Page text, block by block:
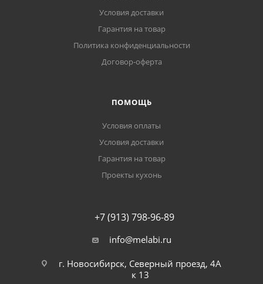
Условия доставки
Гарантия на товар
Политика конфиденциальности
Договор-оферта
ПОМОЩЬ
Условия оплаты
Условия доставки
Гарантия на товар
Проекты кухонь
+7 (913) 798-96-89
info@melabi.ru
г. Новосибирск, Северный проезд, 4А
к 13